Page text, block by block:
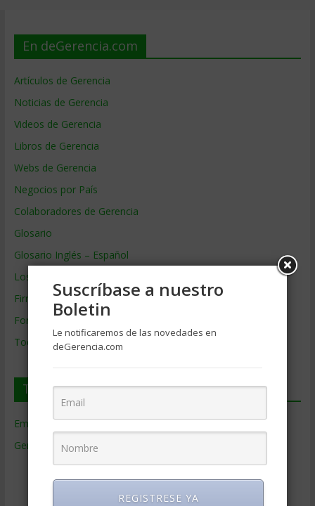
En deGerencia.com
Artículos de Gerencia
Noticias de Gerencia
Videos de Gerencia
Libros de Gerencia
Webs de Gerencia
Negocios por País
Colaboradores de Gerencia
Glosario
Glosario Inglés – Español
Los mejores MBA
Firmas de Gerencia
Formación de Gerencia
Todos los Temas
Temas de Gerencia
Empresas de Gerencia(38)
Gerencia
(9.477)
Ciencias Económicas(80)
Contabilidad(466)
Suscríbase a nuestro
Boletin
Le notificaremos de las novedades en
deGerencia.com
REGISTRESE YA